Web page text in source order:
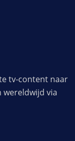
tv-content naar
wereldwijd via